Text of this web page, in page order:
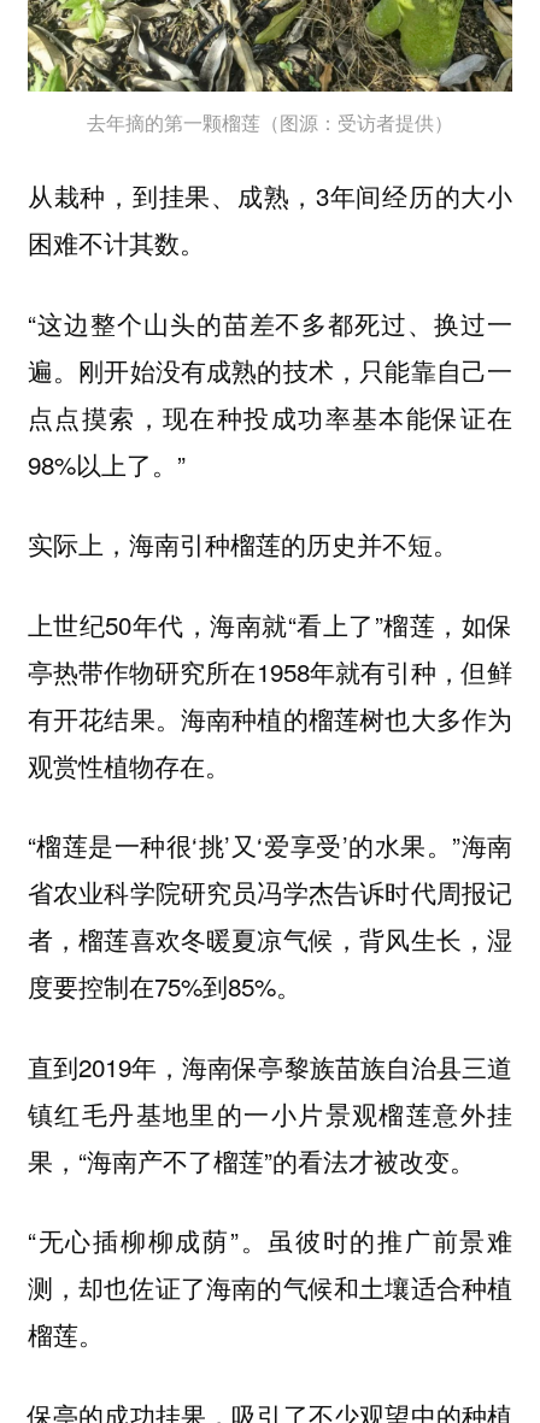
去年摘的第一颗榴莲（图源：受访者提供）
从栽种，到挂果、成熟，3年间经历的大小
困难不计其数。
“这边整个山头的苗差不多都死过、换过一
遍。刚开始没有成熟的技术，只能靠自己一
点点摸索，现在种投成功率基本能保证在
98%以上了。”
实际上，海南引种榴莲的历史并不短。
上世纪50年代，海南就“看上了”榴莲，如保
亭热带作物研究所在1958年就有引种，但鲜
有开花结果。海南种植的榴莲树也大多作为
观赏性植物存在。
“榴莲是一种很‘挑’又‘爱享受’的水果。”海南
省农业科学院研究员冯学杰告诉时代周报记
者，榴莲喜欢冬暖夏凉气候，背风生长，湿
度要控制在75%到85%。
直到2019年，海南保亭黎族苗族自治县三道
镇红毛丹基地里的一小片景观榴莲意外挂
果，“海南产不了榴莲”的看法才被改变。
“无心插柳柳成荫”。虽彼时的推广前景难
测，却也佐证了海南的气候和土壤适合种植
榴莲。
保亭的成功挂果，吸引了不少观望中的种植